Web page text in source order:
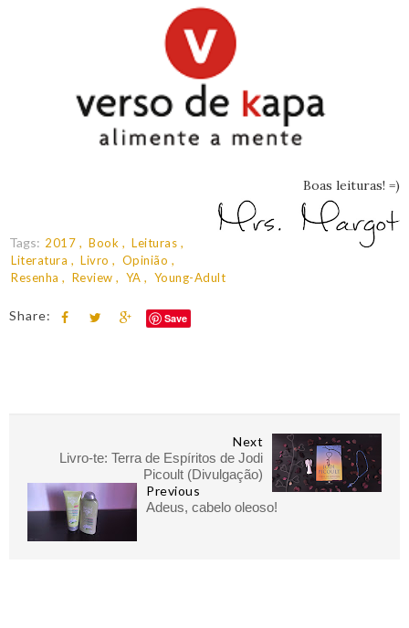
Boas leituras! =)
Tags: 2017 Book
Leituras
Literatura
Livro
Opinião
Resenha
Review YA Young-Adult
Share: Save
Next
Livro-te: Terra de Espíritos de Jodi
Picoult (Divulgação)
Previous
Adeus, cabelo oleoso!